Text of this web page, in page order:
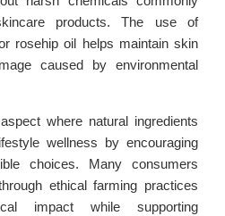
products. The use of
rosehip oil helps maintain skin
caused by environmental
where natural ingredients
wellness by encouraging
choices. Many consumers
ethical farming practices
impact while supporting